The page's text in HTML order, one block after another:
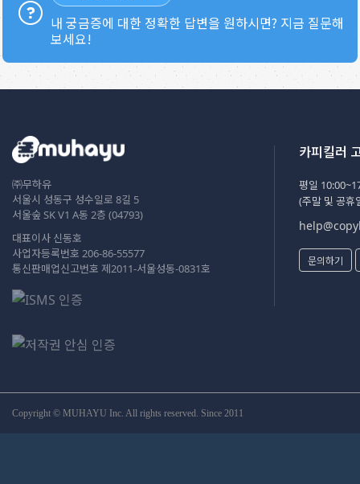
내 궁금증에 대한 정확한 답변을 원하시면? 지금 질문해
보세요!
㈜무하유
서울시 성동구 성수일로 8길 5
서울숲 SK V1 A동 2층 (04793)
대표이사 신동호
사업자등록번호 206-86-55577
통신판매업신고번호 제2011-서울성동-0831호
카피킬러
평일
(주말 및 공휴
문의하기
Copyright © MUHAYU Inc. All rights reserved. Since 2011